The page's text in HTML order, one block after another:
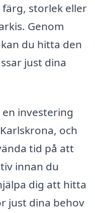
storlek eller
Genom
du hitta den
just dina
investering
och
tid på att
innan du
dig att hitta
just dina behov